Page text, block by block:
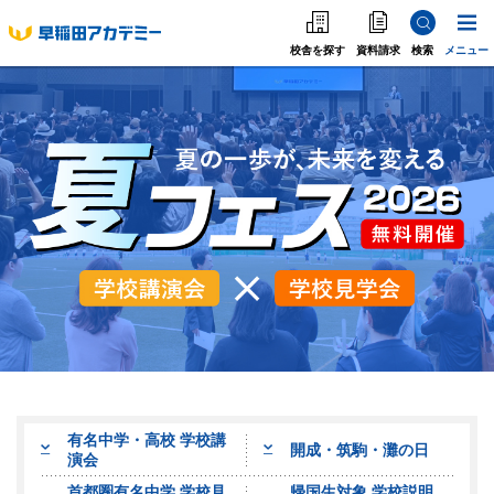
校舎を探す 資料請求 検索 メニュー
中学受験
高校受験
大学受験
個別指導
海外·帰国·首都圏外
英語教室
有名中学・高校 学校講
演会
開成・筑駒・灘の日